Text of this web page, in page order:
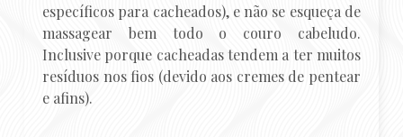
específicos para cacheados), e não se esqueça de
massagear bem todo o couro cabeludo.
Inclusive porque cacheadas tendem a ter muitos
resíduos nos fios (devido aos cremes de pentear
e afins).